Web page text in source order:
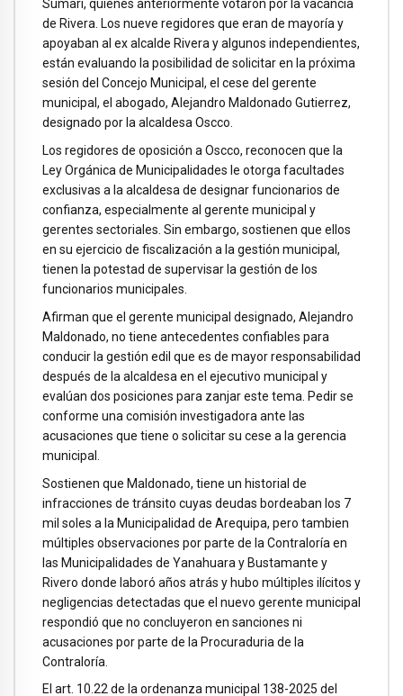
Sumari, quienes anteriormente votaron por la vacancia
de Rivera. Los nueve regidores que eran de mayoría y
apoyaban al ex alcalde Rivera y algunos independientes,
están evaluando la posibilidad de solicitar en la próxima
sesión del Concejo Municipal, el cese del gerente
municipal, el abogado, Alejandro Maldonado Gutierrez,
designado por la alcaldesa Oscco.
Los regidores de oposición a Oscco, reconocen que la
Ley Orgánica de Municipalidades le otorga facultades
exclusivas a la alcaldesa de designar funcionarios de
confianza, especialmente al gerente municipal y
gerentes sectoriales. Sin embargo, sostienen que ellos
en su ejercicio de fiscalización a la gestión municipal,
tienen la potestad de supervisar la gestión de los
funcionarios municipales.
Afirman que el gerente municipal designado, Alejandro
Maldonado, no tiene antecedentes confiables para
conducir la gestión edil que es de mayor responsabilidad
después de la alcaldesa en el ejecutivo municipal y
evalúan dos posiciones para zanjar este tema. Pedir se
conforme una comisión investigadora ante las
acusaciones que tiene o solicitar su cese a la gerencia
municipal.
Sostienen que Maldonado, tiene un historial de
infracciones de tránsito cuyas deudas bordeaban los 7
mil soles a la Municipalidad de Arequipa, pero tambien
múltiples observaciones por parte de la Contraloría en
las Municipalidades de Yanahuara y Bustamante y
Rivero donde laboró años atrás y hubo múltiples ilícitos y
negligencias detectadas que el nuevo gerente municipal
respondió que no concluyeron en sanciones ni
acusaciones por parte de la Procuraduria de la
Contraloría.
El art. 10.22 de la ordenanza municipal 138-2025 del